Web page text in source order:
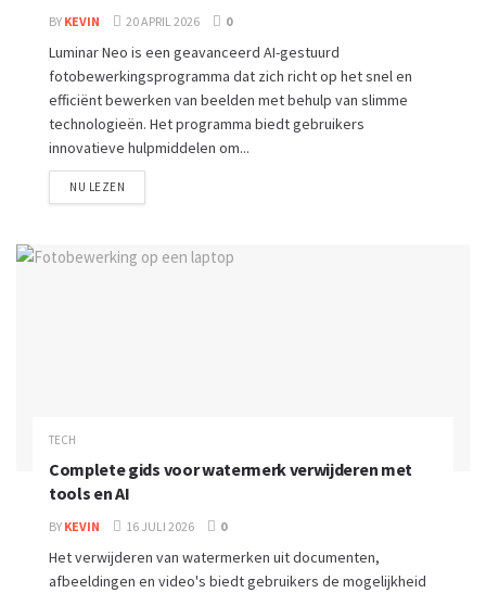
BY KEVIN 20 APRIL 2026 0
Luminar Neo is een geavanceerd AI-gestuurd
fotobewerkingsprogramma dat zich richt op het snel en
efficiënt bewerken van beelden met behulp van slimme
technologieën. Het programma biedt gebruikers
innovatieve hulpmiddelen om...
NU LEZEN
TECH
Complete gids voor watermerk verwijderen met
tools en AI
BY KEVIN 16 JULI 2026 0
Het verwijderen van watermerken uit documenten,
afbeeldingen en video's biedt gebruikers de mogelijkheid